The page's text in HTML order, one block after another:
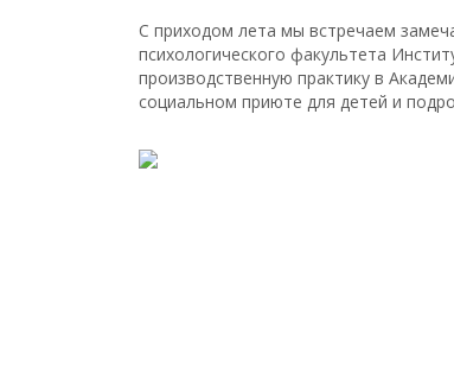
С приходом лета мы встречаем
психологического факультета
производственную практику в
социальном приюте для детей и